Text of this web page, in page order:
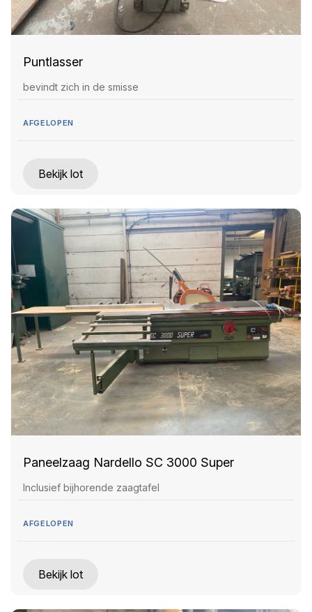
Puntlasser
bevindt zich in de smisse
AFGELOPEN
Bekijk lot
Paneelzaag Nardello SC 3000 Super
Inclusief bijhorende zaagtafel
AFGELOPEN
Bekijk lot